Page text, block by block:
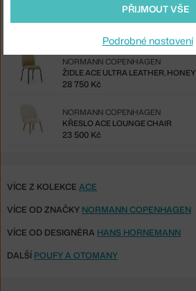
KŘESLO ACE, OAK / ULTRA 41568
NORMANN COPENHAGEN
ŽIDLE ACE ULTRA LEATHER, HONEY
NORMANN COPENHAGEN
28 750 Kč
KŘESLO ACE LOUNGE CHAIR
NORMANN COPENHAGEN
23 500 Kč
VÍCE Z KOLEKCE ACE
VÍCE OD ZNAČKY NORMANN COPENHAGEN
VÍCE OD DESIGNÉRA HANS HORNEMANN
DALŠÍ POUFY A OTOMANY
PŘIJMOUT VŠE
Podrobné nastavení